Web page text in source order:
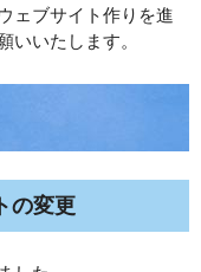
ェブサイト作りを進
いいたします。
の変更